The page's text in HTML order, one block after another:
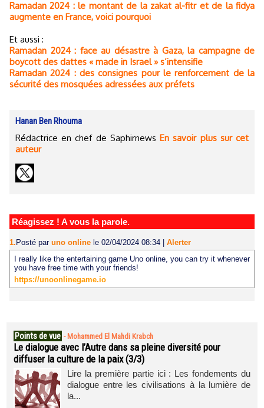
Ramadan 2024 : le montant de la zakat al-fitr et de la fidya
augmente en France, voici pourquoi
Et aussi :
Ramadan 2024 : face au désastre à Gaza, la campagne de
boycott des dattes « made in Israel » s’intensifie
Ramadan 2024 : des consignes pour le renforcement de la
sécurité des mosquées adressées aux préfets
Hanan Ben Rhouma
Rédactrice en chef de SaphirnewsEn savoir plus sur cet
auteur
Réagissez ! A vous la parole.
1.Posté par uno online le 02/04/2024 08:34 | Alerter
I really like the entertaining game Uno online, you can try it whenever
you have free time with your friends!
https://unoonlinegame.io
Points de vue - Mohammed El Mahdi Krabch
Le dialogue avec l’Autre dans sa pleine diversité pour
diffuser la culture de la paix (3/3)
Lire la première partie ici : Les fondements du
dialogue entre les civilisations à la lumière de
la...